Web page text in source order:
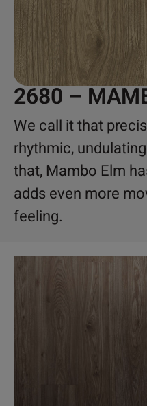
2680 –
We call it that
rhythmic,
that, Mambo Elm
adds even more
feeling.